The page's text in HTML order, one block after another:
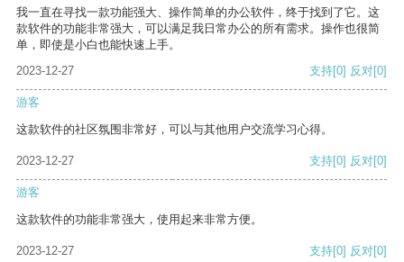
我一直在寻找一款功能强大、操作简单的办公软件，终于找到了它。这
款软件的功能非常强大，可以满足我日常办公的所有需求。操作也很简
单，即使是小白也能快速上手。
2023-12-27
支持[0] 反对[0]
游客
这款软件的社区氛围非常好，可以与其他用户交流学习心得。
2023-12-27 支持[0] 反对[0]
游客
这款软件的功能非常强大，使用起来非常方便。
2023-12-27 支持[0] 反对[0]